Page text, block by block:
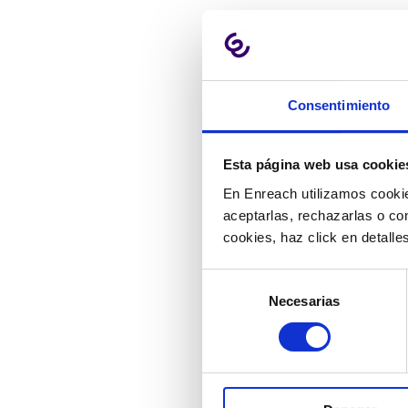
Consentimiento
Esta página web usa
En Enreach utilizamos
aceptarlas, rechazarlas o
cookies, haz click en
consentimiento
Necesarias
para
expectativas
solución
cuando
aprender